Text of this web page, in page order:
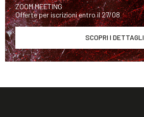
ZOOM MEETING
Offerte per iscrizioni entro il 27/08
SCOPRI I DETTAGLI